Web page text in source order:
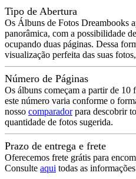
Tipo de Abertura
Os Álbuns de Fotos Dreambooks
panorâmica, com a possibilidade
ocupando duas páginas. Dessa
visualização perfeita das suas
Número de Páginas
Os álbuns começam a partir de 10
este número varia conforme o
nosso comparadorpara descobrir
quantidade de fotos sugerida.
Prazo de entrega e frete
Oferecemos frete grátis para
Consulte aqui todas as